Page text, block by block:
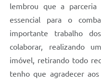
lembrou que a
essencial para o
importante trabalho
colaborar, realizando
imóvel, retirando todo
tenho que agradecer